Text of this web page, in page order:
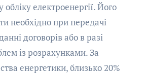
електроенергії. Його
необхідно при передачі
договорів або в разі
із розрахунками. За
енергетики, близько 20%